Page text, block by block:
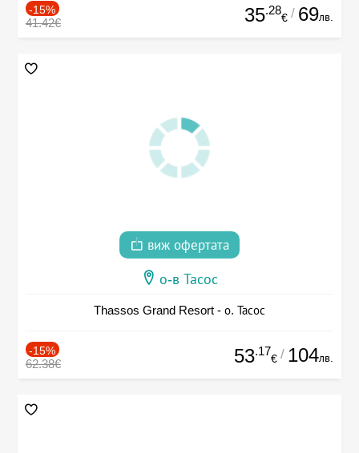
-15%
41.42€ 35.28
€ / 69лв.
виж офертата
о-в Тасос
Thassos Grand Resort - о. Тасос
-15%
62.38€ 53.17
€ / 104лв.